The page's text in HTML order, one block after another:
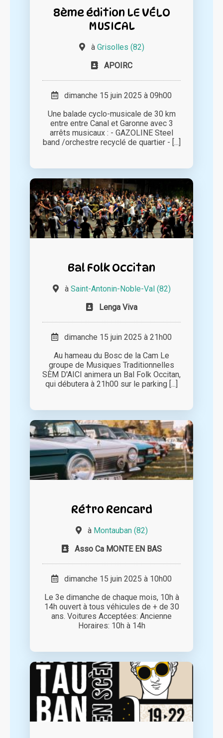
8ème édition LE VÉLO
MUSICAL
à Grisolles (82)
APOIRC
dimanche 15 juin 2025 à 09h00
Une balade cyclo-musicale de 30 km
entre entre Canal et Garonne avec 3
arrêts musicaux : - GAZOLINE Steel
band /orchestre recyclé de quartier - [...]
Bal Folk Occitan
à Saint-Antonin-Noble-Val (82)
Lenga Viva
dimanche 15 juin 2025 à 21h00
Au hameau du Bosc de la Cam Le
groupe de Musiques Traditionnelles
SÈM D'AICI animera un Bal Folk Occitan,
qui débutera à 21h00 sur le parking [...]
Rétro Rencard
à Montauban (82)
Asso Ca MONTE EN BAS
dimanche 15 juin 2025 à 10h00
Le 3e dimanche de chaque mois, 10h à
14h ouvert à tous véhicules de + de 30
ans. Voitures Acceptées: Ancienne
Horaires: 10h à 14h